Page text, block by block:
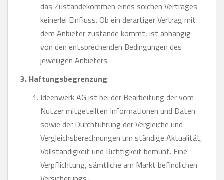
das Zustandekommen eines solchen Vertrages
keinerlei Einfluss. Ob ein derartiger Vertrag mit
dem Anbieter zustande kommt, ist abhängig
von den entsprechenden Bedingungen des
jeweiligen Anbieters.
3. Haftungsbegrenzung
Ideenwerk AG ist bei der Bearbeitung der vom
Nutzer mitgeteilten Informationen und Daten
sowie der Durchführung der Vergleiche und
Vergleichsberechnungen um ständige Aktualität,
Vollständigkeit und Richtigkeit bemüht. Eine
Verpflichtung, sämtliche am Markt befindlichen